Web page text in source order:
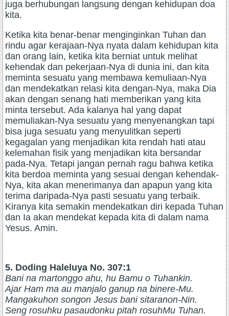
juga berhubungan langsung dengan kehidupan doa
kita.
Ketika kita benar-benar menginginkan Tuhan dan
rindu agar kerajaan-Nya nyata dalam kehidupan kita
dan orang lain, ketika kita berniat untuk melihat
kehendak dan pekerjaan-Nya di dunia ini, dan kita
meminta sesuatu yang membawa kemuliaan-Nya
dan mendekatkan relasi kita dengan-Nya, maka Dia
akan dengan senang hati memberikan yang kita
minta tersebut. Ada kalanya hal yang dapat
memuliakan-Nya sesuatu yang menyenangkan tapi
bisa juga sesuatu yang menyulitkan seperti
kegagalan yang menjadikan kita rendah hati atau
kelemahan fisik yang menjadikan kita bersandar
pada-Nya. Tetapi jangan pernah ragu bahwa ketika
kita berdoa meminta yang sesuai dengan kehendak-
Nya, kita akan menerimanya dan apapun yang kita
terima daripada-Nya pasti sesuatu yang terbaik.
Kiranya kita semakin mendekatkan diri kepada Tuhan
dan Ia akan mendekat kepada kita di dalam nama
Yesus. Amin.
5. Doding Haleluya No. 307:1
Bani na martonggo ahu, hu Bamu o Tuhankin.
Ajar Ham ma au manjalo ganup na binere-Mu.
Mangakuhon songon Jesus bani sitaranon-Nin.
Seng rosuhku pasaudonku pitah rosuhMu Tuhan.